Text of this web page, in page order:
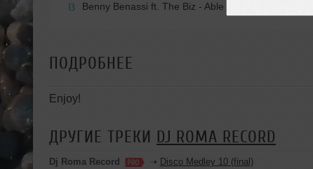
13 Benny Benassi ft. The Biz - Able To Love (Extended
ПОДРОБНЕЕ
Enjoy!
ДРУГИЕ ТРЕКИ DJ ROMA RECORD
Dj Roma Record ➝ Disco Medley 10 (final)